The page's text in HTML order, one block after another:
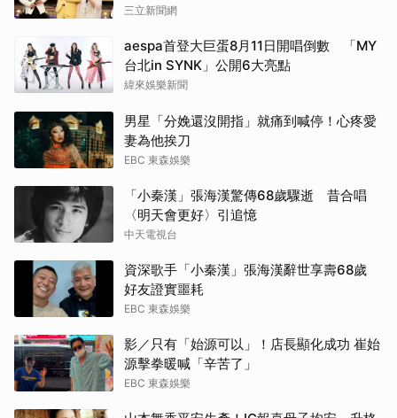
三立新聞網
aespa首登大巨蛋8月11日開唱倒數 「MY
台北in SYNK」公開6大亮點
緯來娛樂新聞
男星「分娩還沒開指」就痛到喊停！心疼愛
妻為他挨刀
EBC 東森娛樂
「小秦漢」張海漢驚傳68歲驟逝 昔合唱
〈明天會更好〉引追憶
中天電視台
資深歌手「小秦漢」張海漢辭世享壽68歲
好友證實噩耗
EBC 東森娛樂
影／只有「始源可以」！店長顯化成功 崔始
源擊拳暖喊「辛苦了」
EBC 東森娛樂